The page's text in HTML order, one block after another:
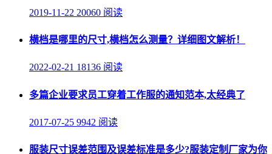
2019-11-22 20060 阅读
横档是哪里的尺寸,横档怎么测量？详细图文解析！
2022-02-21 18136 阅读
多篇企业要求员工穿着工作服的通知范本,太经典了
2017-07-25 9942 阅读
服装尺寸误差范围及误差标准是多少?服装定制厂家为你